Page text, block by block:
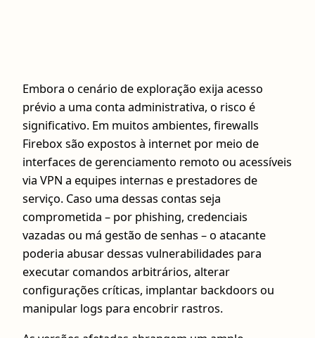
Embora o cenário de exploração exija acesso
prévio a uma conta administrativa, o risco é
significativo. Em muitos ambientes, firewalls
Firebox são expostos à internet por meio de
interfaces de gerenciamento remoto ou acessíveis
via VPN a equipes internas e prestadores de
serviço. Caso uma dessas contas seja
comprometida – por phishing, credenciais
vazadas ou má gestão de senhas – o atacante
poderia abusar dessas vulnerabilidades para
executar comandos arbitrários, alterar
configurações críticas, implantar backdoors ou
manipular logs para encobrir rastros.